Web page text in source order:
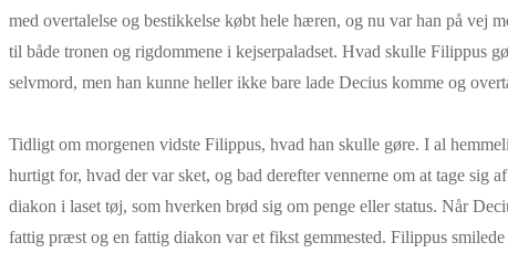
med overtalelse og bestikkelse købt hele hæren, og nu var han på vej
til både tronen og rigdommene i kejserpaladset. Hvad skulle Filippus
selvmord, men han kunne heller ikke bare lade Decius komme og
Tidligt om morgenen vidste Filippus, hvad han skulle gøre. I al
hurtigt for, hvad der var sket, og bad derefter vennerne om at tage
diakon i laset tøj, som hverken brød sig om penge eller status. Når
fattig præst og en fattig diakon var et fikst gemmested. Filippus